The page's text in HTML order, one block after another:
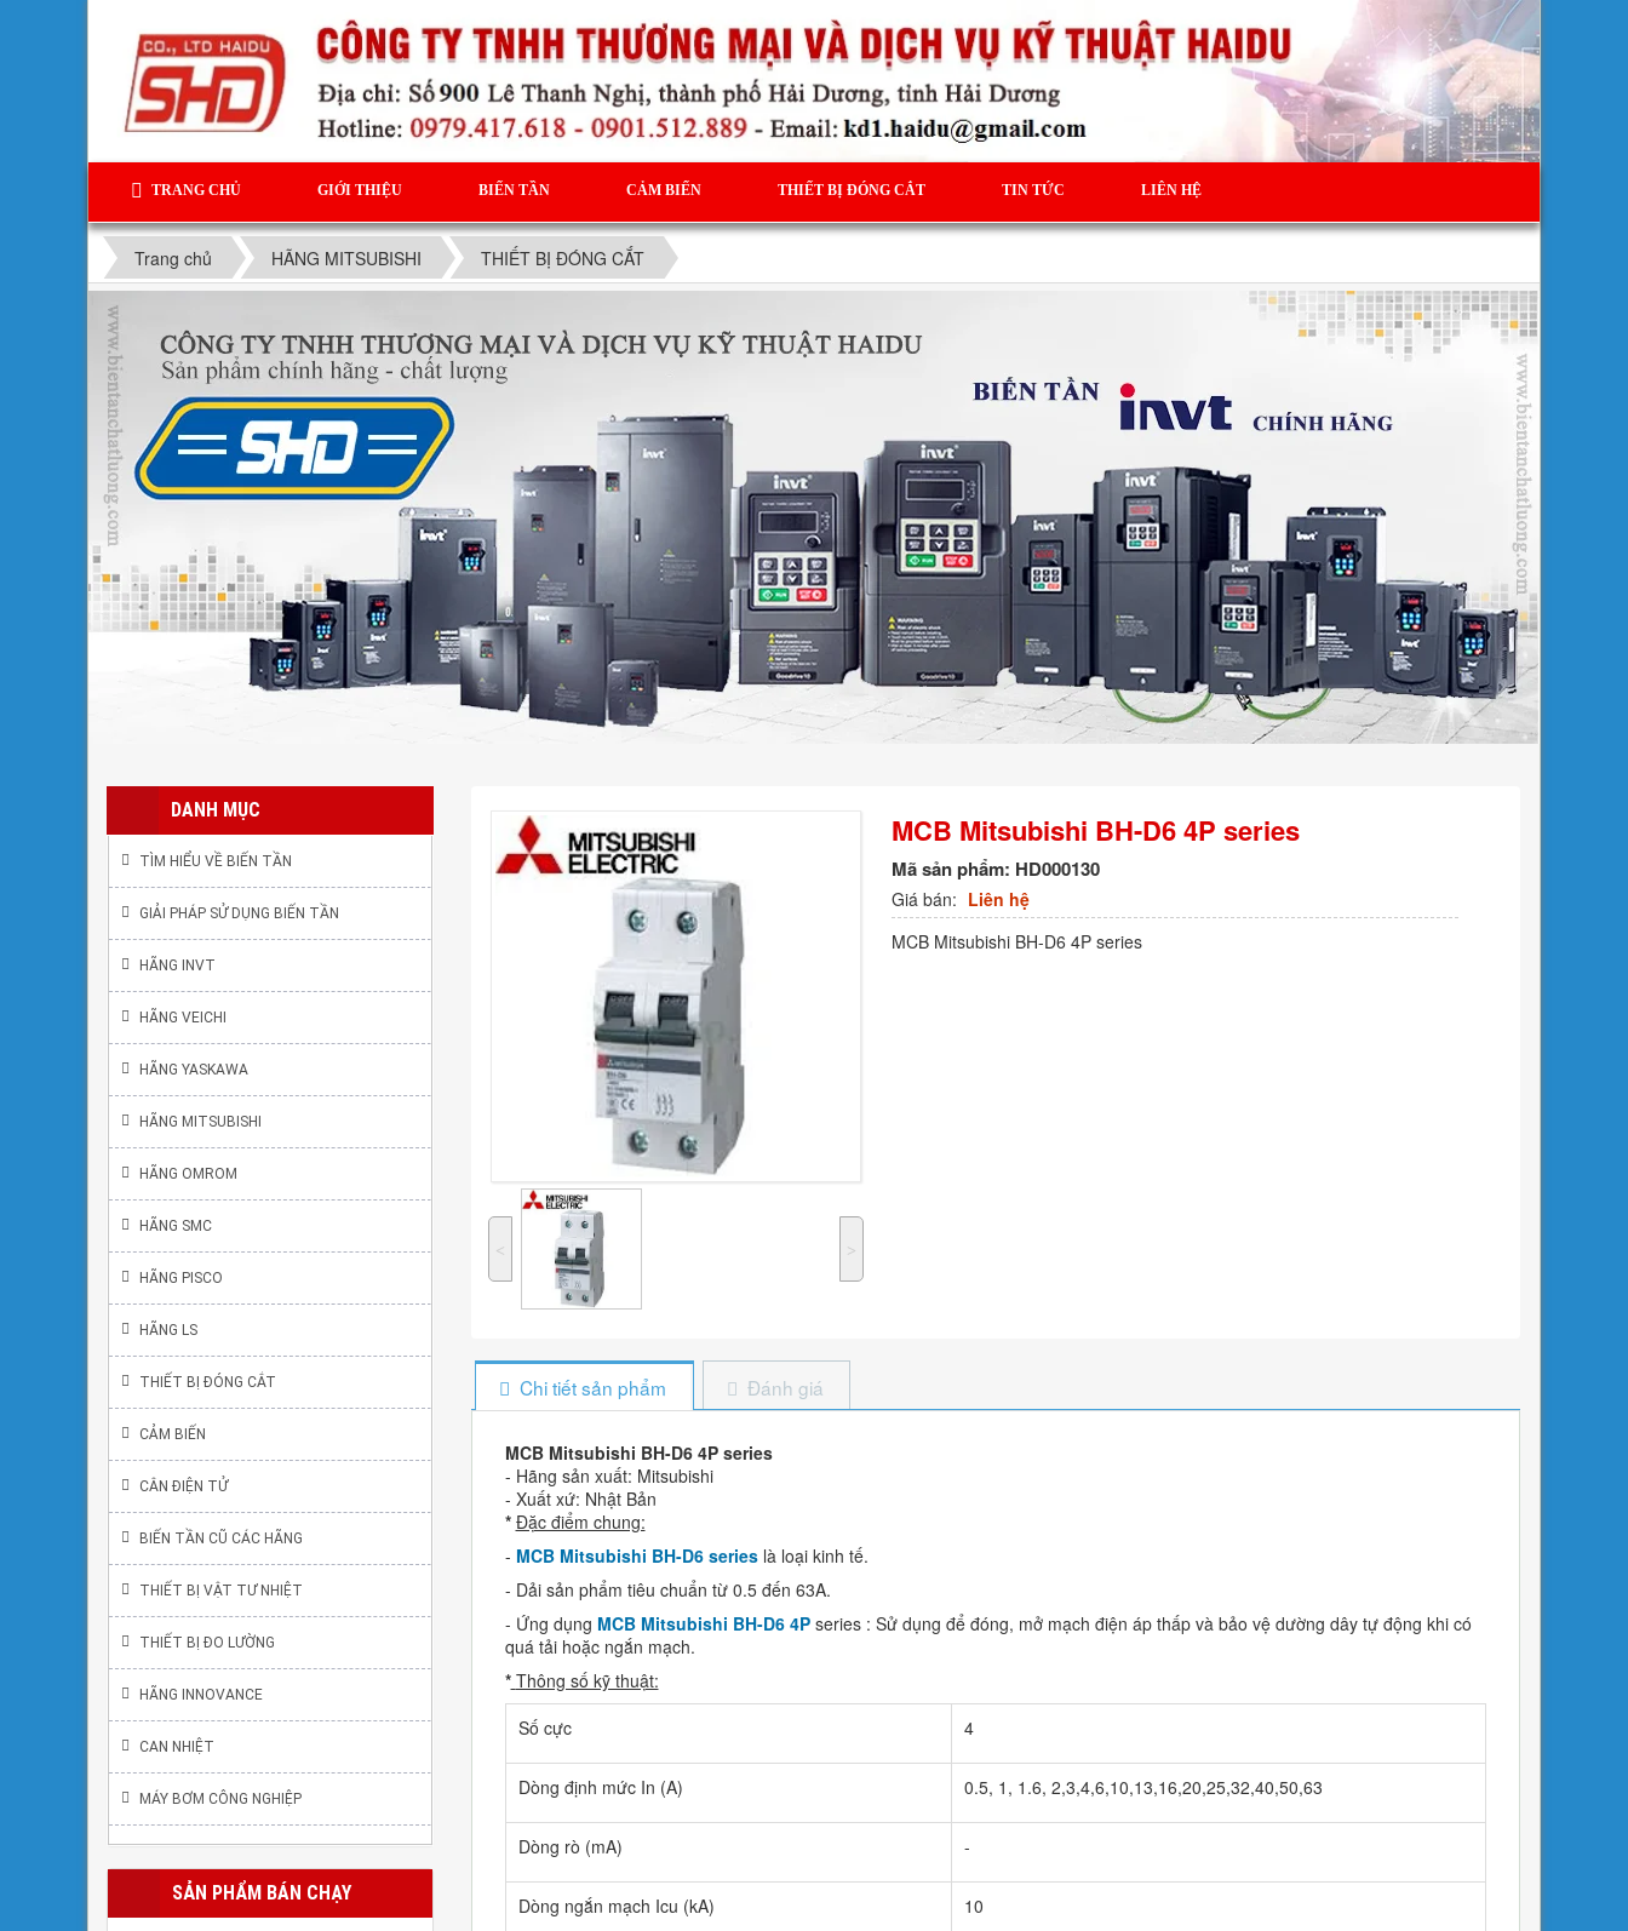
TRANG CHỦ GIỚI THIỆU BIẾN TẦN CẢM BIẾN THIẾT BỊ ĐÓNG CẮT TIN TỨC LIÊN HỆ
Trang chủ HÃNG MITSUBISHI THIẾT BỊ ĐÓNG CẮT
˂ ˃
MCB Mitsubishi BH-D6 4P series
Mã sản phẩm: HD000130
Giá bán: Liên hệ
MCB Mitsubishi BH-D6 4P series
Chi tiết sản phẩm Đánh giá
MCB Mitsubishi BH-D6 4P series
- Hãng sản xuất: Mitsubishi
- Xuất xứ: Nhật Bản
* Đặc điểm chung:
- MCB Mitsubishi BH-D6 series là loại kinh tế.
- Dải sản phẩm tiêu chuẩn từ 0.5 đến 63A.
- Ứng dụng MCB Mitsubishi BH-D6 4Pseries : Sử dụng để đóng, mở mạch điện áp thấp và bảo vệ dường dây tự động khi có
quá tải hoặc ngắn mạch.
* Thông số kỹ thuật:
Số cực
4
Dòng định mức In (A) 0.5, 1, 1.6, 2,3,4,6,10,13,16,20,25,32,40,50,63
Dòng rò (mA) -
Dòng ngắn mạch Icu (kA) 10
DANH MỤC
TÌM HIỂU VỀ BIẾN TẦN
GIẢI PHÁP SỬ DỤNG BIẾN TẦN
HÃNG INVT
HÃNG VEICHI
HÃNG YASKAWA
HÃNG MITSUBISHI
HÃNG OMROM
HÃNG SMC
HÃNG PISCO
HÃNG LS
THIẾT BỊ ĐÓNG CẮT
CẢM BIẾN
CÂN ĐIỆN TỬ
BIẾN TẦN CŨ CÁC HÃNG
THIẾT BỊ VẬT TƯ NHIỆT
THIẾT BỊ ĐO LƯỜNG
HÃNG INNOVANCE
CAN NHIỆT
MÁY BƠM CÔNG NGHIỆP
SẢN PHẨM BÁN CHẠY